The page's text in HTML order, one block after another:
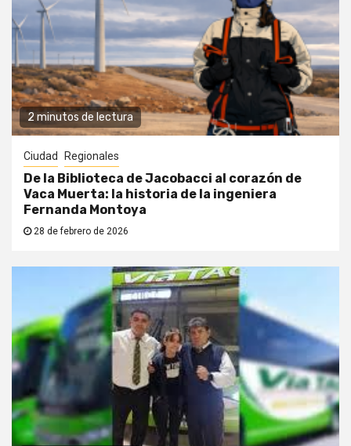
2 minutos de lectura
Ciudad Regionales
De la Biblioteca de Jacobacci al corazón de
Vaca Muerta: la historia de la ingeniera
Fernanda Montoya
28 de febrero de 2026